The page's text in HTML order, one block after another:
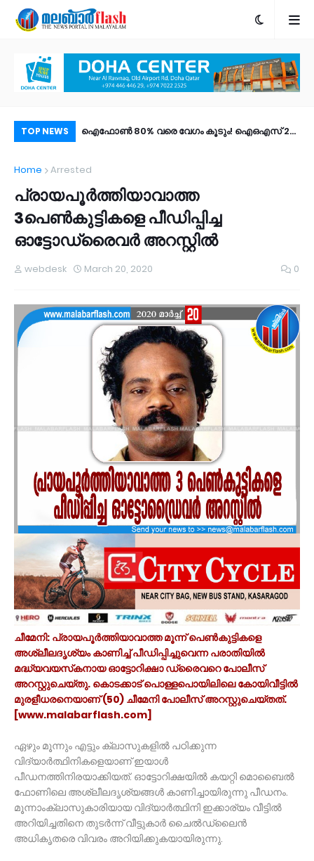
TOP NEWS
ആശുപത്രിയില്‍
കുടുംബം
ഐഫോൺ 80% വരെ വേഗം കൂടും! ഐഒഎസ് 27
എങ്ങനെ ഡൗൺലോഡ് ചെയ്യാം?
Home
Arrested
പ്രായപൂർത്തിയാവാത്ത
3പെൺകുട്ടികളെ പീഡിപ്പിച്ച
ഓട്ടോഡ്രൈവർ അറസ്റ്റിൽ
webdesk March 20, 2020 0
ചീമേനി: പ്രായപൂർത്തിയാവാത്ത മൂന്ന് പെൺകുട്ടികളെ
അശ്ലീലദൃശ്യം കാണിച്ച് പീഡിപ്പിച്ചുവെന്ന പരാതിയിൽ
മദ്ധ്യവയസ്‌കനായ ഓട്ടോറിക്ഷാ ഡ്രൈവറെ പോലീസ്
അറസ്റ്റുചെയ്തു. കൊടക്കാട് പൊള്ളപൊയിലിലെ കോയിവീട്ടിൽ
മുരളീധരനെയാണ് (50) ചീമേനി പോലീസ് അറസ്റ്റുചെയ്തത്.
[www.malabarflash.com]
ഏഴും മൂന്നും എട്ടും ക്ലാസുകളിൽ പഠിക്കുന്ന
വിദ്യാർത്ഥിനികളെയാണ് ഇയാൾ
പീഡനത്തിനിരയാക്കിയത്. ഓട്ടോറിക്ഷയിൽ കയറ്റി മൊബൈൽ
ഫോണിലെ അശ്ലീലദൃശ്യങ്ങൾ കാണിച്ചായിരുന്നു പീഡനം.
മൂന്നാംക്ലാസുകാരിയായ വിദ്യാർത്ഥിനി ഇക്കാര്യം വീട്ടിൽ
അറിയിച്ചതിനെ തുടർന്ന് വീട്ടുകാർ ചൈൽഡ്‌ലൈൻ
അധികൃതരെ വിവരം അറിയിക്കുകയായിരുന്നു.